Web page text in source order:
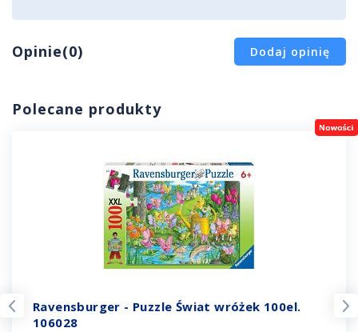
Opinie(0) Dodaj opinię
Polecane produkty
Ravensburger - Puzzle Świat wróżek 100el.
106028